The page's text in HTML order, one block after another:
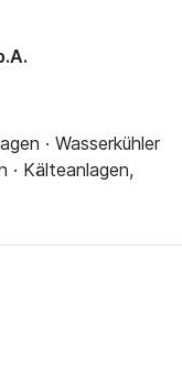
· Wasserkühler
· Kälteanlagen,